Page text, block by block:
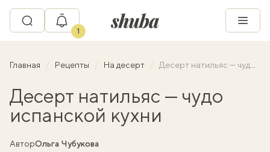
1
Главная Рецепты На десерт Десерт натильяс — чудо испанской кухни
Десерт натильяс — чудо
испанской кухни
АвторОльга Чубукова